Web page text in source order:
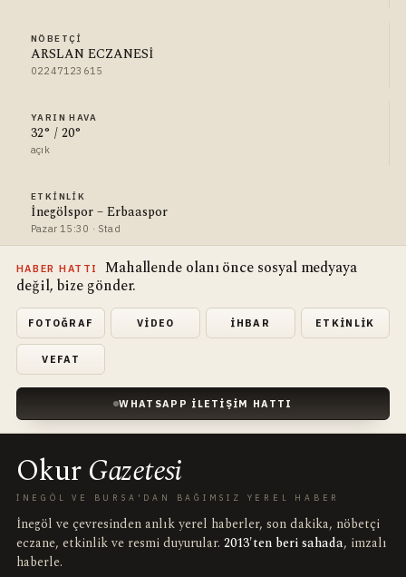
NÖBETÇI
ARSLAN ECZANESİ
02247123615
YARIN HAVA
32° / 20°
açık
ETKINLIK
İnegölspor – Erbaaspor
Pazar 15:30 · Stad
HABER HATTI
Mahallende olanı önce sosyal medyaya
değil, bize gönder.
FOTOĞRAF VIDEO İHBAR ETKINLIK
VEFAT
WHATSAPP İLETIŞIM HATTI
OkurGazetesi
İNEGÖL VE BURSA'DAN BAĞIMSIZ YEREL HABER
İnegöl ve çevresinden anlık yerel haberler, son dakika, nöbetçi
eczane, etkinlik ve resmi duyurular. 2013'ten beri sahada, imzalı
haberle.